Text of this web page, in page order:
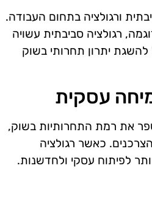
ורגולציה בתחום העבודה.
רגולציה סביבתית עשויה
להשגת יתרון תחרותי בשוק
עסקית
את רמת התחרותיות בשוק,
כאשר רגולציה
לפיתוח עסקי ולחדשנות.